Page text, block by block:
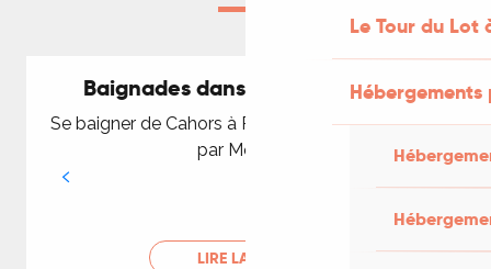
Le Tour du Lot
Baignades dans la vallée du Lot
Se baigner de Cahors à Puy-l'Évèque en passant
par Moncuq
LIRE LA SUITE